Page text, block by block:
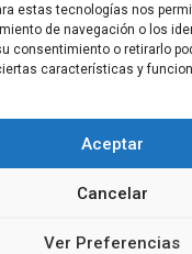
estas tecnologías nos
de navegación o los
consentimiento o retirarlo
características y
Aceptar
Cancelar
Ver Preferencias